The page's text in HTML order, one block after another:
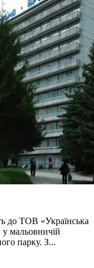
до ТОВ «Українська
мальовничій
парку. З...